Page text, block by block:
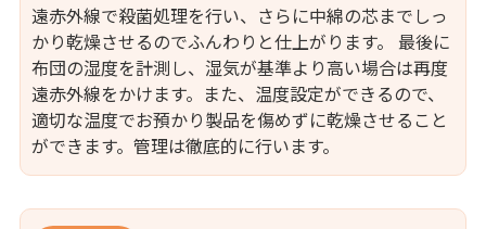
遠赤外線で殺菌処理を行い、さらに中綿の芯までしっ
かり乾燥させるのでふんわりと仕上がります。 最後に
布団の湿度を計測し、湿気が基準より高い場合は再度
遠赤外線をかけます。また、温度設定ができるので、
適切な温度でお預かり製品を傷めずに乾燥させること
ができます。管理は徹底的に行います。